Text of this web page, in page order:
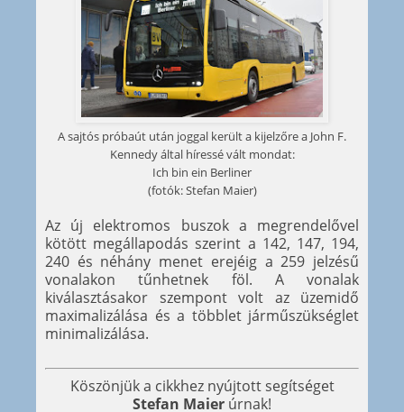
A sajtós próbaút után joggal került a kijelzőre a John F.
Kennedy által híressé vált mondat:
Ich bin ein Berliner
(fotók: Stefan Maier)
Az új elektromos buszok a megrendelővel
kötött megállapodás szerint a 142, 147, 194,
240 és néhány menet erejéig a 259 jelzésű
vonalakon tűnhetnek föl. A vonalak
kiválasztásakor szempont volt az üzemidő
maximalizálása és a többlet járműszükséglet
minimalizálása.
Köszönjük a cikkhez nyújtott segítséget
Stefan Maier úrnak!